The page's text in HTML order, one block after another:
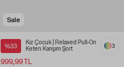
Sale
%33
Kız Çocuk | Relaxed Pull-On
Keten Karışım Şort
999,99 TL
3